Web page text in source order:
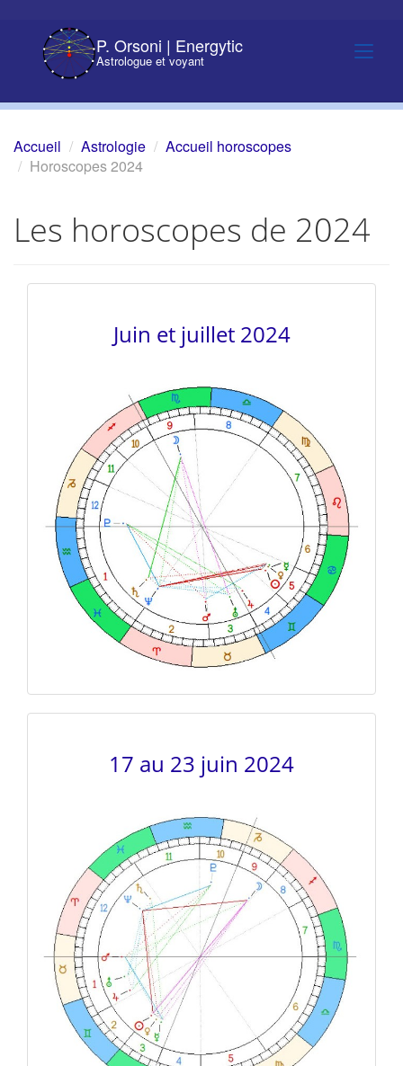
P. Orsoni | Energytic
Astrologue et voyant
Accueil Astrologie
Accueil horoscopes
Horoscopes 2024
Les horoscopes de 2024
Juin et juillet 2024
17 au 23 juin 2024